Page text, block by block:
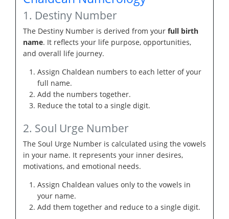
1. Destiny Number
The Destiny Number is derived from your full birth
name. It reflects your life purpose, opportunities,
and overall life journey.
Assign Chaldean numbers to each letter of your
full name.
Add the numbers together.
Reduce the total to a single digit.
2. Soul Urge Number
The Soul Urge Number is calculated using the vowels
in your name. It represents your inner desires,
motivations, and emotional needs.
Assign Chaldean values only to the vowels in
your name.
Add them together and reduce to a single digit.